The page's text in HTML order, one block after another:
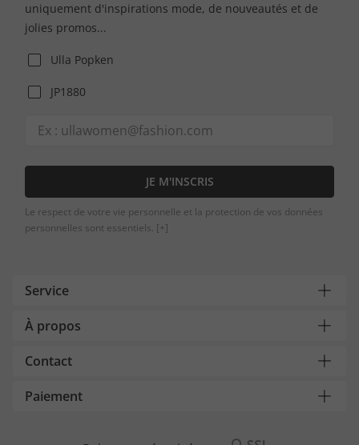
uniquement d'inspirations mode, de nouveautés et de
jolies promos...
Ulla Popken
JP1880
JE M'INSCRIS
Le respect de votre vie personnelle et la protection de vos données
personnelles sont essentiels. [+]
Service
À propos
Contact
Paiement